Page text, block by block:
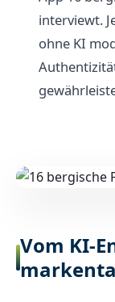
interviewt.
ohne KI
Vom KI-